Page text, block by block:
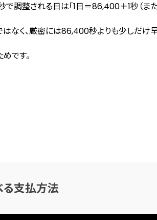
調整される日は「1日＝86,400＋1秒（また
なく、厳密には86,400秒よりも少しだけ
です。
る支払方法